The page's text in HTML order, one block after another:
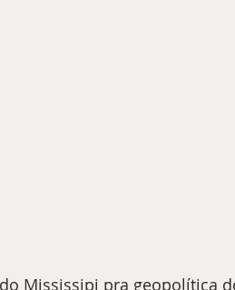
Mississipi pra geopolítica